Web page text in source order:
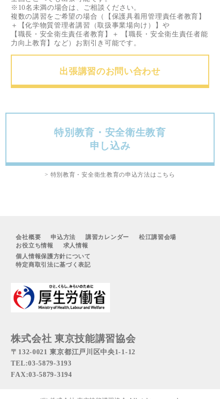
※10名未満の場合は、ご相談ください。
複数の講習をご希望の場合（【保護具着用管理責任者教育】
＋【化学物質管理者講習（取扱事業場向け）】や
【職長・安全衛生責任者教育】＋ 【職長・安全衛生責任者能
力向上教育】など）お割引き可能です。
出張講習のお問い合わせ
特別教育・安全衛生教育
申し込み
> 特別教育・安全衛生教育の申込方法はこちら
会社概要 申込方法 講習カレンダー
松江講習会場
お役立ち情報
求人情報
個人情報保護方針について
特定商取引法に基づく表記
株式会社 東京技能講習協会
〒132-0021 東京都江戸川区中央1-1-12
TEL:03-5879-3193
FAX:03-5879-3194